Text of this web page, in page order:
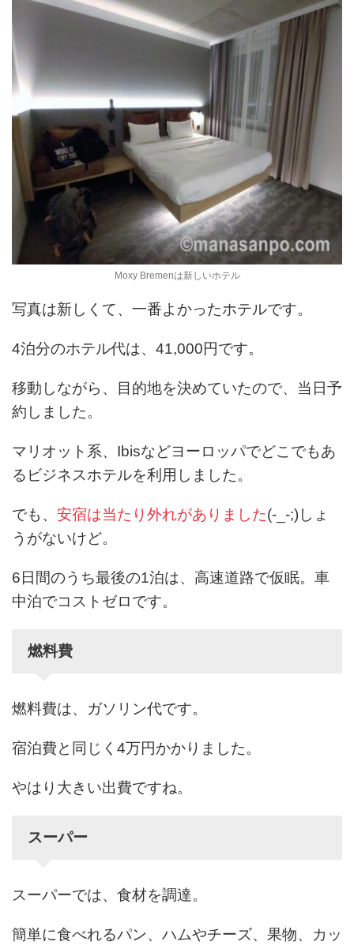
Moxy Bremenは新しいホテル
写真は新しくて、一番よかったホテルです。
4泊分のホテル代は、41,000円です。
移動しながら、目的地を決めていたので、当日予
約しました。
マリオット系、Ibisなどヨーロッパでどこでもあ
るビジネスホテルを利用しました。
でも、 安宿は当たり外れがありました(-_-;)しょ
うがないけど。
6日間のうち最後の1泊は、高速道路で仮眠。車
中泊でコストゼロです。
燃料費
燃料費は、ガソリン代です。
宿泊費と同じく4万円かかりました。
やはり大きい出費ですね。
スーパー
スーパーでは、食材を調達。
簡単に食べれるパン、ハムやチーズ、果物、カッ